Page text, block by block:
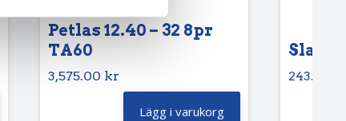
Petlas 12.40 – 32 8pr
TA60
3,575.00 kr
Lägg i varukorg
Slang
243.75